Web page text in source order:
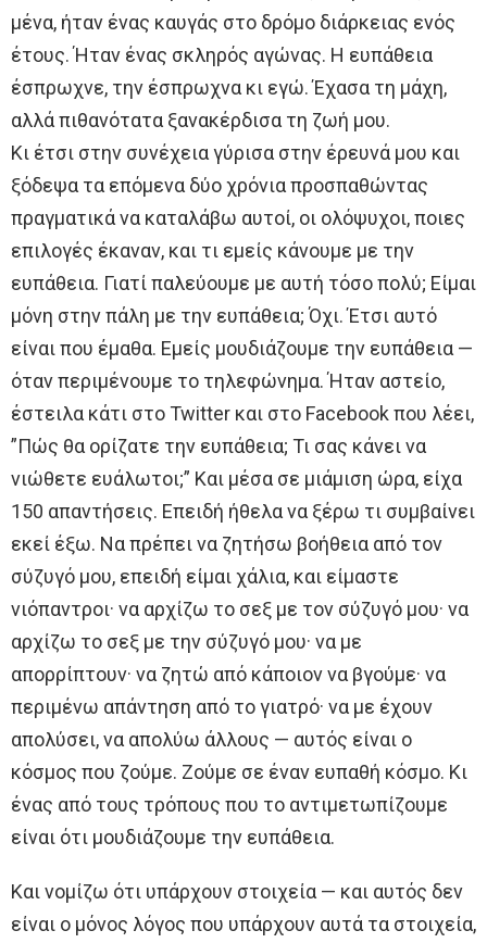
μένα, ήταν ένας καυγάς στο δρόμο διάρκειας ενός
έτους. Ήταν ένας σκληρός αγώνας. Η ευπάθεια
έσπρωχνε, την έσπρωχνα κι εγώ. Έχασα τη μάχη,
αλλά πιθανότατα ξανακέρδισα τη ζωή μου.
Κι έτσι στην συνέχεια γύρισα στην έρευνά μου και
ξόδεψα τα επόμενα δύο χρόνια προσπαθώντας
πραγματικά να καταλάβω αυτοί, οι ολόψυχοι, ποιες
επιλογές έκαναν, και τι εμείς κάνουμε με την
ευπάθεια. Γιατί παλεύουμε με αυτή τόσο πολύ; Είμαι
μόνη στην πάλη με την ευπάθεια; Όχι. Έτσι αυτό
είναι που έμαθα. Εμείς μουδιάζουμε την ευπάθεια —
όταν περιμένουμε το τηλεφώνημα. Ήταν αστείο,
έστειλα κάτι στο Twitter και στο Facebook που λέει,
”Πώς θα ορίζατε την ευπάθεια; Τι σας κάνει να
νιώθετε ευάλωτοι;” Και μέσα σε μιάμιση ώρα, είχα
150 απαντήσεις. Επειδή ήθελα να ξέρω τι συμβαίνει
εκεί έξω. Να πρέπει να ζητήσω βοήθεια από τον
σύζυγό μου, επειδή είμαι χάλια, και είμαστε
νιόπαντροι· να αρχίζω το σεξ με τον σύζυγό μου· να
αρχίζω το σεξ με την σύζυγό μου· να με
απορρίπτουν· να ζητώ από κάποιον να βγούμε· να
περιμένω απάντηση από το γιατρό· να με έχουν
απολύσει, να απολύω άλλους — αυτός είναι ο
κόσμος που ζούμε. Ζούμε σε έναν ευπαθή κόσμο. Κι
ένας από τους τρόπους που το αντιμετωπίζουμε
είναι ότι μουδιάζουμε την ευπάθεια.
Και νομίζω ότι υπάρχουν στοιχεία — και αυτός δεν
είναι ο μόνος λόγος που υπάρχουν αυτά τα στοιχεία,